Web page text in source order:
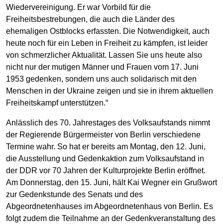
Wiedervereinigung. Er war Vorbild für die
Freiheitsbestrebungen, die auch die Länder des
ehemaligen Ostblocks erfassten. Die Notwendigkeit, auch
heute noch für ein Leben in Freiheit zu kämpfen, ist leider
von schmerzlicher Aktualität. Lassen Sie uns heute also
nicht nur der mutigen Männer und Frauen vom 17. Juni
1953 gedenken, sondern uns auch solidarisch mit den
Menschen in der Ukraine zeigen und sie in ihrem aktuellen
Freiheitskampf unterstützen.“
Anlässlich des 70. Jahrestages des Volksaufstands nimmt
der Regierende Bürgermeister von Berlin verschiedene
Termine wahr. So hat er bereits am Montag, den 12. Juni,
die Ausstellung und Gedenkaktion zum Volksaufstand in
der DDR vor 70 Jahren der Kulturprojekte Berlin eröffnet.
Am Donnerstag, den 15. Juni, hält Kai Wegner ein Grußwort
zur Gedenkstunde des Senats und des
Abgeordnetenhauses im Abgeordnetenhaus von Berlin. Es
folgt zudem die Teilnahme an der Gedenkveranstaltung des